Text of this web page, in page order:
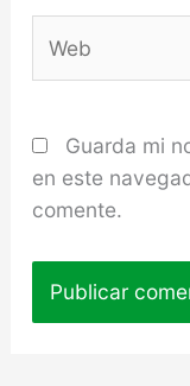
Guarda mi
en este
comente.